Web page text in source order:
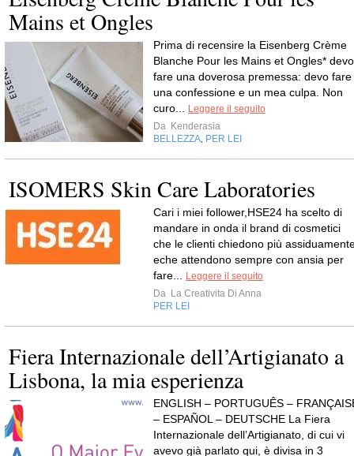
Mains et Ongles
Prima di recensire la Eisenberg Crème
Blanche Pour les Mains et Ongles* devo
fare una doverosa premessa: devo fare
una confessione e un mea culpa. Non
curo...
Leggere il seguito
Da Kenderasia
BELLEZZA PER LEI
ISOMERS Skin Care Laboratories
Cari i miei follower,HSE24 ha scelto di
mandare in onda il brand di cosmetici
che le clienti chiedono più
eche attendono sempre con ansia per
fare...
Leggere il seguito
Da La Creativita Di Anna
PER LEI
Fiera Internazionale dell’Artigianato a
Lisbona, la mia esperienza
ENGLISH – PORTUGUÊS –
– ESPAÑOL – DEUTSCHE La Fiera
Internazionale dell’Artigianato, di cui vi
avevo già parlato qui, è divisa in 3